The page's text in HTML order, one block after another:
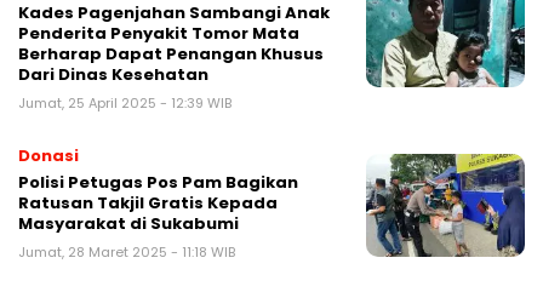
Kades Pagenjahan Sambangi Anak
Penderita Penyakit Tomor Mata
Berharap Dapat Penangan Khusus
Dari Dinas Kesehatan
Jumat, 25 April 2025 - 12:39 WIB
Donasi
Polisi Petugas Pos Pam Bagikan
Ratusan Takjil Gratis Kepada
Masyarakat di Sukabumi
Jumat, 28 Maret 2025 - 11:18 WIB